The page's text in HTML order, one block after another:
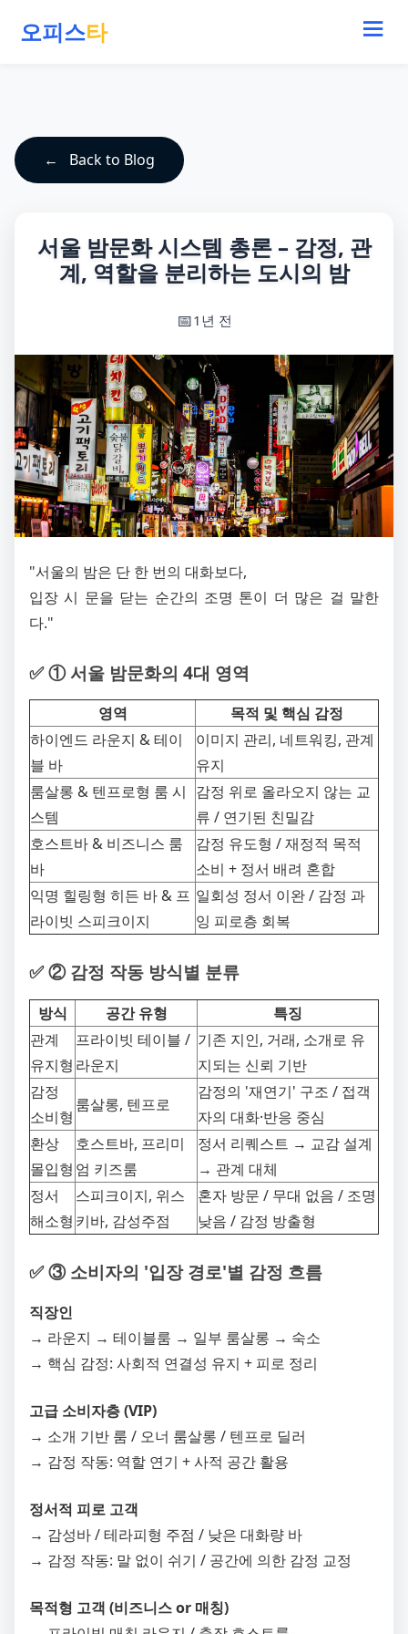
오피스타
Back to Blog
서울 밤문화 시스템 총론 – 감정, 관
계, 역할을 분리하는 도시의 밤
1년 전
"서울의 밤은 단 한 번의 대화보다,
입장 시 문을 닫는 순간의 조명 톤이 더 많은 걸 말한
다."
✅ ① 서울 밤문화의 4대 영역
영역
목적 및 핵심 감정
하이엔드 라운지 & 테이
블 바
이미지 관리, 네트워킹, 관계
유지
룸살롱 & 텐프로형 룸 시
스템
감정 위로 올라오지 않는 교
류 / 연기된 친밀감
호스트바 & 비즈니스 룸
바
감정 유도형 / 재정적 목적
소비 + 정서 배려 혼합
익명 힐링형 히든 바 & 프
라이빗 스피크이지
일회성 정서 이완 / 감정 과
잉 피로층 회복
✅ ② 감정 작동 방식별 분류
방식 공간 유형
특징
관계
유지형
프라이빗 테이블 /
라운지
기존 지인, 거래, 소개로 유
지되는 신뢰 기반
감정
소비형
룸살롱, 텐프로
감정의 '재연기' 구조 / 접객
자의 대화·반응 중심
환상
몰입형
호스트바, 프리미
엄 키즈룸
정서 리퀘스트 → 교감 설계
→ 관계 대체
정서
해소형
스피크이지, 위스
키바, 감성주점
혼자 방문 / 무대 없음 / 조명
낮음 / 감정 방출형
✅ ③ 소비자의 '입장 경로'별 감정 흐름
직장인
→ 라운지 → 테이블룸 → 일부 룸살롱 → 숙소
→ 핵심 감정: 사회적 연결성 유지 + 피로 정리
고급 소비자층 (VIP)
→ 소개 기반 룸 / 오너 룸살롱 / 텐프로 딜러
→ 감정 작동: 역할 연기 + 사적 공간 활용
정서적 피로 고객
→ 감성바 / 테라피형 주점 / 낮은 대화량 바
→ 감정 작동: 말 없이 쉬기 / 공간에 의한 감정 교정
목적형 고객 (비즈니스 or 매칭)